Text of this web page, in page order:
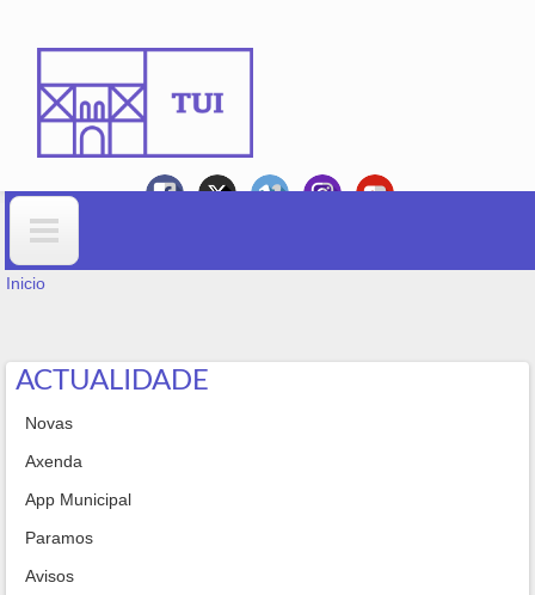
Formulario de busca
VOSTEDE ESTÁ AQUÍ
Inicio
ACTUALIDADE
Novas
Axenda
App Municipal
Paramos
Avisos